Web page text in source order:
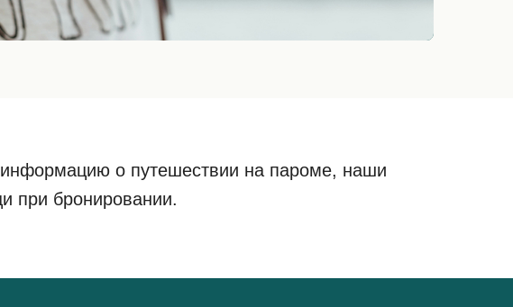
о путешествии на пароме, наши
при бронировании.